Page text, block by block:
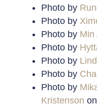
Photo by
Photo by
Photo by Min
Photo by
Photo by
Photo by
Photo by
Kristenson on